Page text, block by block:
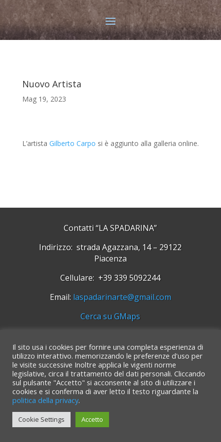
Nuovo Artista
Mag 19, 2023
L’artista Gilberto Carpo si è aggiunto alla galleria online.
Contatti “LA SPADARINA”
Indirizzo: strada Agazzana, 14 – 29122
Piacenza
Cellulare: +39 339 5092244
Email: laspadarinarte@gmail.com
Cerca su GMaps
© “La Spadarina” anni 2022 e successivi. I contenuti
sono parte integrante del sito.Usi diversi vanno
concordati con l’amministratore Rosario Scrivano.
Il sito usa i cookies per fornire una completa esperienza di
utilizzo interattivo. memorizzando le preferenze d'uso per
le visite successive Inoltre applica le vigenti norme
legislative, circa il trattamento del dati personali. Cliccando
sul pulsante "Accetto" si acconsente al sito di utilizzare i
cookies e si conferma di aver letto il testo riguardante la
politica della privacy.
Cookie Settings Accetto